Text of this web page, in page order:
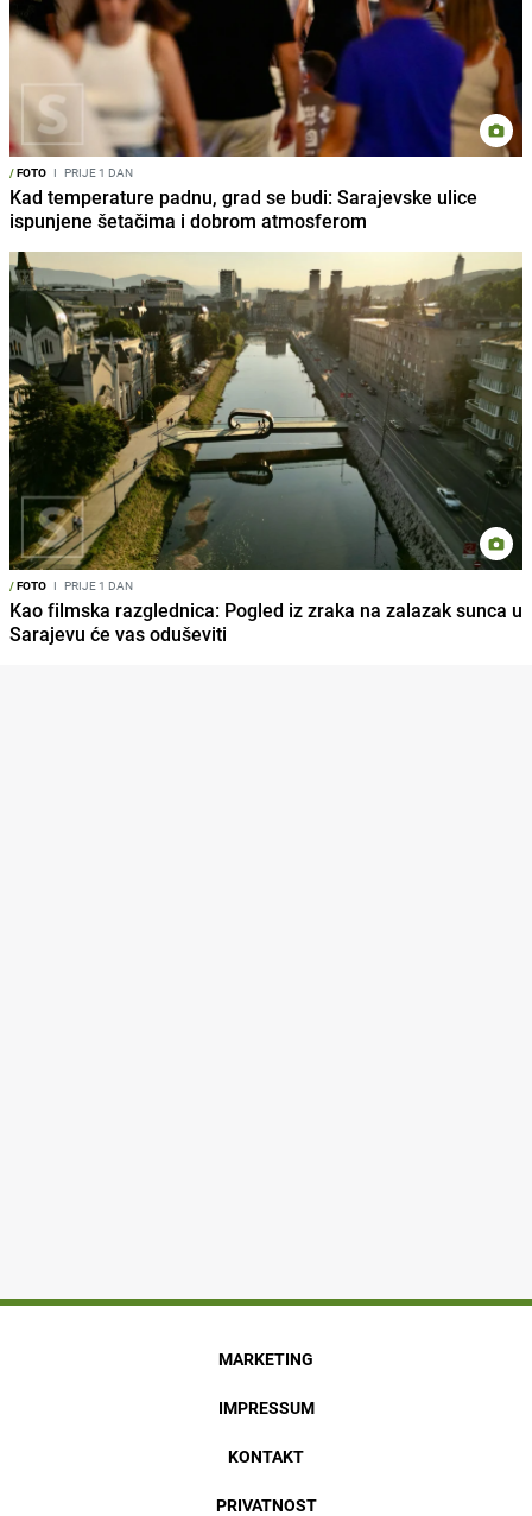
/FOTO I PRIJE 1 DAN
Kad temperature padnu, grad se budi: Sarajevske ulice
ispunjene šetačima i dobrom atmosferom
/FOTO I PRIJE 1 DAN
Kao filmska razglednica: Pogled iz zraka na zalazak sunca u
Sarajevu će vas oduševiti
MARKETING
IMPRESSUM
KONTAKT
PRIVATNOST